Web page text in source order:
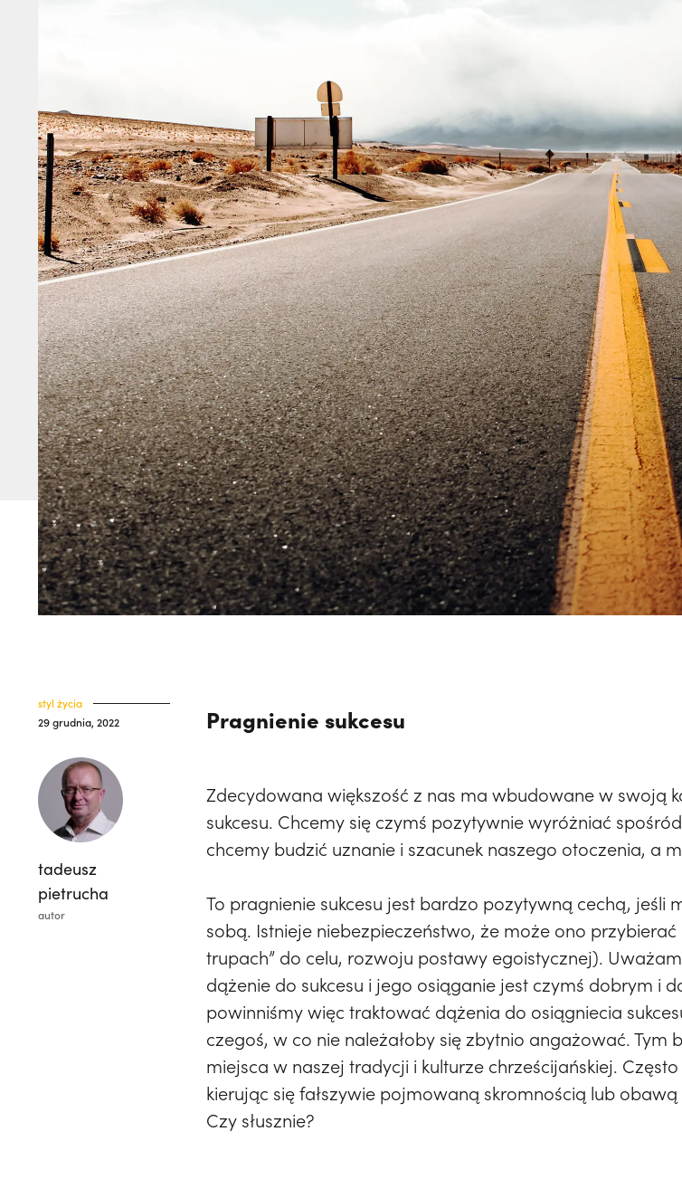
styl życia
29 grudnia, 2022
tadeusz
pietrucha
autor
Pragnienie sukcesu
Zdecydowana większość z nas ma wbudowane w swoją
sukcesu. Chcemy się czymś pozytywnie wyróżniać
chcemy budzić uznanie i szacunek naszego otoczenia, a
To pragnienie sukcesu jest bardzo pozytywną cechą,
sobą. Istnieje niebezpieczeństwo, że może ono
trupach” do celu, rozwoju postawy egoistycznej).
dążenie do sukcesu i jego osiąganie jest czymś dobrym i
powinniśmy więc traktować dążenia do osiągniecia
czegoś, w co nie należałoby się zbytnio angażować.
miejsca w naszej tradycji i kulturze chrześcijańskiej.
kierując się fałszywie pojmowaną skromnością lub
Czy słusznie?